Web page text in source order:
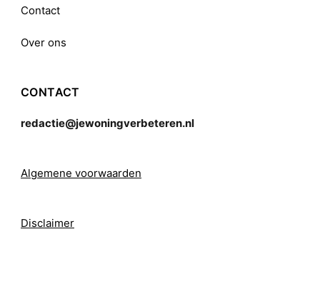
Contact
Over ons
CONTACT
redactie@jewoningverbeteren.nl
Algemene voorwaarden
Disclaimer